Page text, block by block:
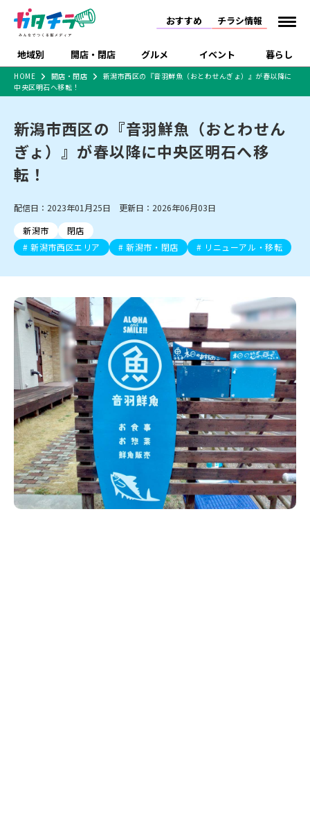
おすすめ チラシ情報
地域別 開店・閉店 グルメ イベント 暮らし
新潟市 下越
佐渡
新潟市中央区 新潟市東区 新潟市西区
新潟市北区
新潟市南区
新潟市江南区 新潟市秋葉区
新潟市西蒲区
村上・関川
新発田・聖籠
胎内・粟島
三条・加茂・田上
五泉・阿賀野・阿賀
燕・弥彦
長岡・見附
小千谷・十日町・津南
魚沼・南魚沼・湯沢
柏崎・刈羽・出雲崎
上越・妙高・糸魚川
開店 閉店
リニューアル・移転
新潟市・開店
新潟市・閉店
長岡市・開店
長岡市・閉店
ラーメン・開店
ラーメン・閉店
ラーメン 現地レポート
スイーツ ランチ
ご当地グルメ 食べ歩き テイクアウト
季節・期間限定
カフェ
居酒屋・バー 焼肉
パスタ
パン・ベーカリー
タレカツ・豚カツ
デカ盛り・大盛り
旨辛・激辛
定食・町定食 海鮮・鮨
そば・うどん
日本酒・新潟清酒
ワイン・クラフトビール
ケーキ・パフェ
ビアガーデン・暑気払い
忘新年会・歓送迎会
体験・販売 祭り・伝統行事
スポーツ
酒月
セミナー・講演会 子ども向け 花火大会
入場無料
住宅展示場
完成見学会 学生スポーツ アルビレックス
施設・ショップ
住宅メーカー・工務
店
習い事・塾 アパレル・雑貨
フィットネス・ジム
観光スポット
温泉・入浴 ホテル 旅館
水族館
リラクゼーション・整体
スキー場
リユース・買取
病院・クリニック
イオンモール
ラブラ万代・ラブラ2
ビルボードプレイスBP
新潟伊勢丹
ピア万代
リバーサイド千秋
パティオPATIO
特売セール インタビュー
特集・まとめ記事
セツコママ ランキング 新潟人
キャンペーン
開店まとめ
閉店まとめ
ラーメンまとめ
飲食店まとめ
食品スーパー・コンビ
ショッピングモール・
大型施設
ドラッグストア・ホーム
センター
ファッション 生活サービス
冠婚葬祭
習い事・塾 通販・EC イベント
求人
官公庁・自治体
新潟市 チラシ
長岡・見附 チラシ
上越・妙高・糸魚川 チラシ
注目 チラシ
週末セール
火曜セール
オープン・リニューアルセール
周年祭・感謝祭セール
年末・初売りセール
HOME 開店・閉店
新潟市西区の『音羽鮮魚（おとわせんぎょ）』が春以降に
中央区明石へ移転！
新潟市西区の『音羽鮮魚（おとわせん
ぎょ）』が春以降に中央区明石へ移
転！
配信日：2023年01月25日 更新日：2026年06月03日
新潟市
閉店
新潟市西区エリア
新潟市・閉店 リニューアル・移転